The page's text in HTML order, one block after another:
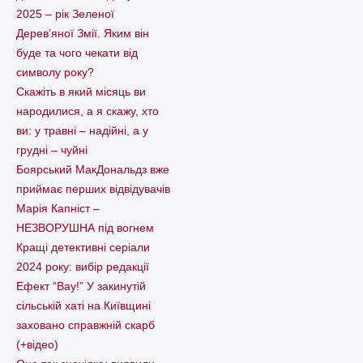
2025 – рік Зеленої
Дерев’яної Змії. Яким він
буде та чого чекати від
символу року?
Скажіть в який місяць ви
народилися, а я скажу, хто
ви: у травні – надійні, а у
грудні – чуйні
Боярський МакДональдз вже
приймає перших відвідувачів
Марія Капніст –
НЕЗВОРУШНА під вогнем
Кращі детективні серіали
2024 року: вибір редакції
Ефект “Вау!” У закинутій
сільській хаті на Київщині
заховано справжній скарб
(+відео)